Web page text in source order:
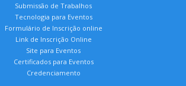
Submissão de Trabalhos
Tecnologia para Eventos
Formulário de Inscrição online
Link de Inscrição Online
Site para Eventos
Certificados para Eventos
Credenciamento